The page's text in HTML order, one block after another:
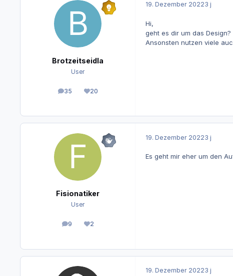
Brotzeitseidla
User
35
Beiträge20
Reputation
19. Dezember 20223 j
Hi,
geht es dir um das
Ansonsten nutzen viele
Fisionatiker
User
9
Beiträge2
Reputation
19. Dezember 20223 j
Es geht mir eher um den
19. Dezember 20223 j